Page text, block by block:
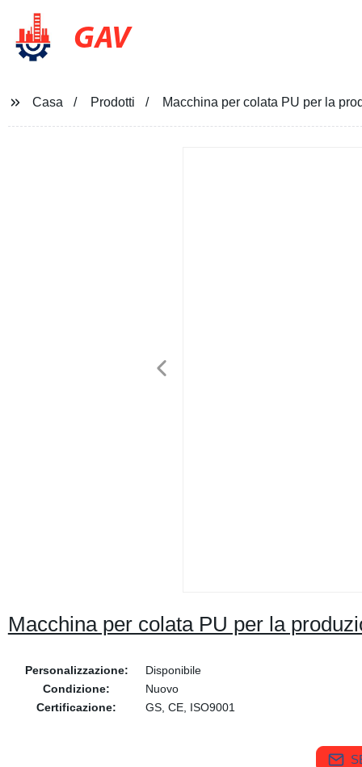
GAV
Casa Prodotti Macchina per colata PU per la
Macchina per colata PU per la
Personalizzazione:
Disponibile
Condizione:
Nuovo
Certificazione:
GS, CE, ISO9001